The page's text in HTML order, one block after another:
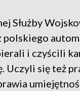
Służby
i czyścili
Uczyli się też